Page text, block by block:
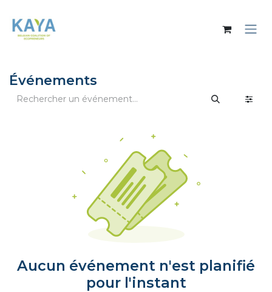
Événements
Aucun événement n'est planifié
pour l'instant